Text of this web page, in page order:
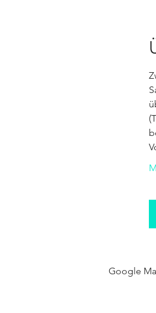
Google